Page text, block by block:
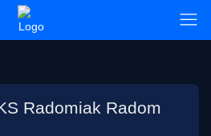
Radomiak Radom